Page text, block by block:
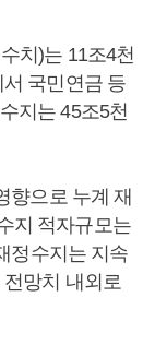
치)는 11조4천
국민연금 등
지는 45조5천
향으로 누계 재
지 적자규모는
정수지는 지속
망치 내외로